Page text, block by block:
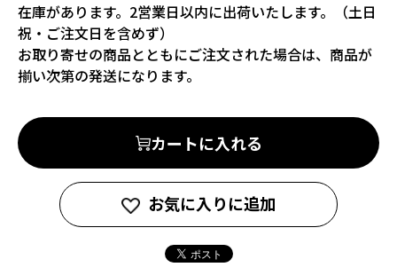
在庫があります。2営業日以内に出荷いたします。（土日
祝・ご注文日を含めず）
お取り寄せの商品とともにご注文された場合は、商品が
揃い次第の発送になります。
カートに入れる
お気に入りに追加